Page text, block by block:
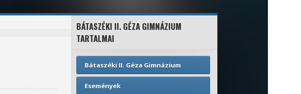
BÁTASZÉKI II. GÉZA GIMNÁZIUM
TARTALMAI
Bátaszéki II. Géza Gimnázium
Események